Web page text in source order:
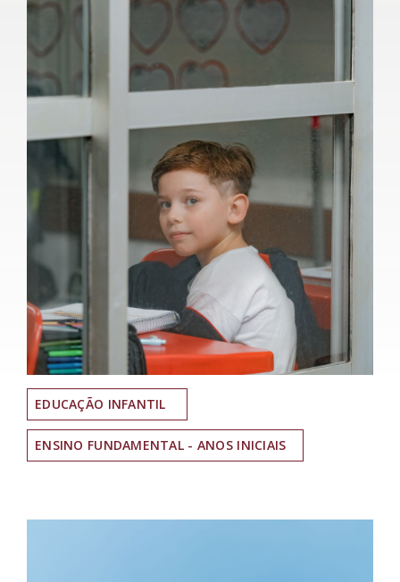
EDUCAÇÃO INFANTIL
ENSINO FUNDAMENTAL - ANOS INICIAIS